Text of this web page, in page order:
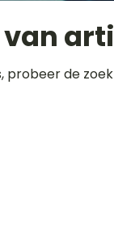
probeer de